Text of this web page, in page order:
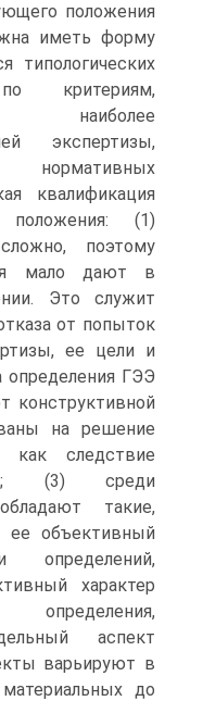
положения
иметь форму
типологических
критериям,
наиболее
экспертизы,
нормативных
квалификация
(1)
поэтому
мало дают в
Это служит
от попыток
ее цели и
определения ГЭЭ
конструктивной
на решение
как следствие
(3) среди
такие,
ее объективный
характер
аспект
варьируют в
до